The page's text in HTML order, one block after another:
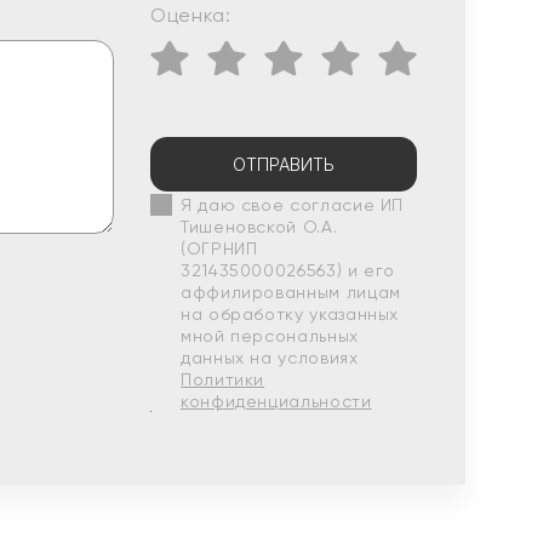
Оценка:
ОТПРАВИТЬ
Я даю свое согласие ИП
Тишеновской О.А.
(ОГРНИП
321435000026563) и его
аффилированным лицам
на обработку указанных
мной персональных
данных на условиях
Политики
конфиденциальности